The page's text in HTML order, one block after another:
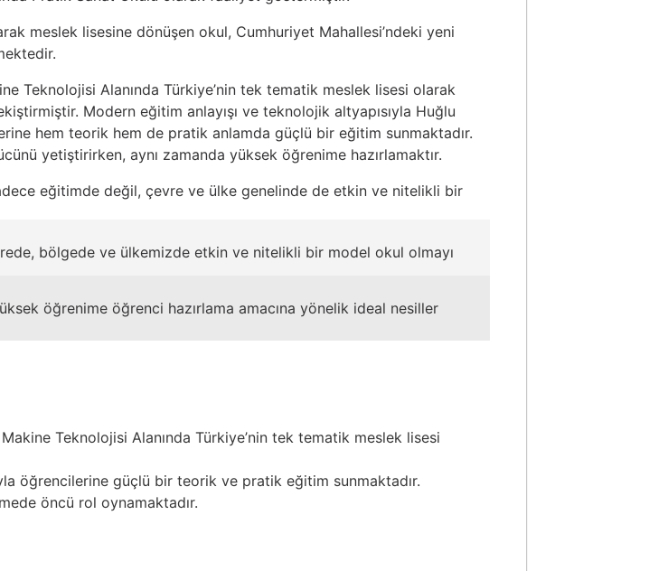
meslek lisesine dönüşen okul, Cumhuriyet Mahallesi’ndeki yeni
Teknolojisi Alanında Türkiye’nin tek tematik meslek lisesi olarak
Modern eğitim anlayışı ve teknolojik altyapısıyla Huğlu
hem teorik hem de pratik anlamda güçlü bir eğitim sunmaktadır.
yetiştirirken, aynı zamanda yüksek öğrenime hazırlamaktır.
eğitimde değil, çevre ve ülke genelinde de etkin ve nitelikli bir
bölgede ve ülkemizde etkin ve nitelikli bir model okul olmayı
öğrenime öğrenci hazırlama amacına yönelik ideal nesiller
Teknolojisi Alanında Türkiye’nin tek tematik meslek lisesi
öğrencilerine güçlü bir teorik ve pratik eğitim sunmaktadır.
öncü rol oynamaktadır.